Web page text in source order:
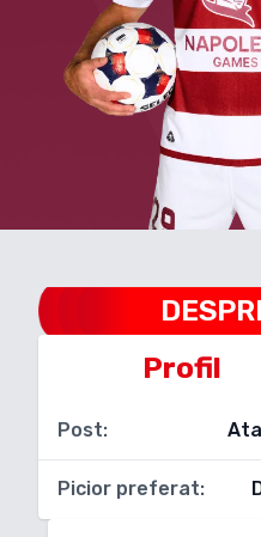
Profil
Post:
Picior preferat: